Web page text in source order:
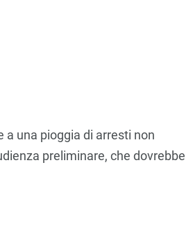
una pioggia di arresti non
preliminare, che dovrebbe